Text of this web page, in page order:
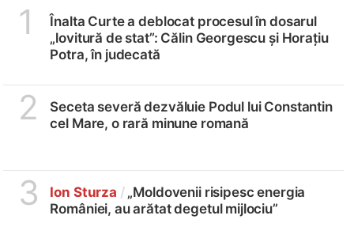
1
Înalta Curte a deblocat procesul în dosarul
„lovitură de stat”: Călin Georgescu și Horațiu
Potra, în judecată
2
Seceta severă dezvăluie Podul lui Constantin
cel Mare, o rară minune romană
3 Ion Sturza /„Moldovenii risipesc energia
României, au arătat degetul mijlociu”